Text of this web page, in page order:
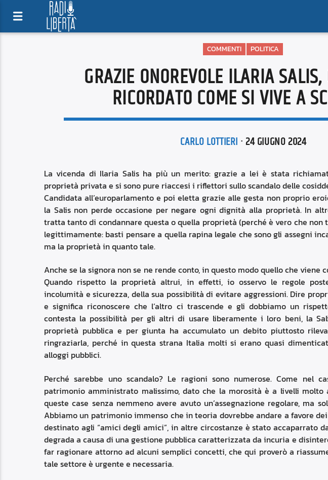
COMMENTI POLITICA
GRAZIE ONOREVOLE ILARIA
RICORDATO COME SI VIVE A
CARLO LOTTIERI · 24 GIUGNO 2024
La vicenda di Ilaria Salis ha più un merito: grazie a lei è stata
proprietà privata e si sono pure riaccesi i riflettori sullo scandalo delle
Candidata all’europarlamento e poi eletta grazie alle gesta non proprio
la Salis non perde occasione per negare ogni dignità alla proprietà. In
tratta tanto di condannare questa o quella proprietà (perché è vero che
legittimamente: basti pensare a quella rapina legale che sono gli assegni
ma la proprietà in quanto tale.
Anche se la signora non se ne rende conto, in questo modo quello che
Quando rispetto la proprietà altrui, in effetti, io osservo le regole
incolumità e sicurezza, della sua possibilità di evitare aggressioni. Dire
e significa riconoscere che l’altro ci trascende e gli dobbiamo un
contesta la possibilità per gli altri di usare liberamente i loro beni, la
proprietà pubblica e per giunta ha accumulato un debito piuttosto
ringraziarla, perché in questa strana Italia molti si erano quasi
alloggi pubblici.
Perché sarebbe uno scandalo? Le ragioni sono numerose. Come nel
patrimonio amministrato malissimo, dato che la morosità è a livelli
queste case senza nemmeno avere avuto un’assegnazione regolare, ma
Abbiamo un patrimonio immenso che in teoria dovrebbe andare a favore
destinato agli “amici degli amici”, in altre circostanze è stato accaparrato
degrada a causa di una gestione pubblica caratterizzata da incuria e
far ragionare attorno ad alcuni semplici concetti, che qui proverò a
tale settore è urgente e necessaria.